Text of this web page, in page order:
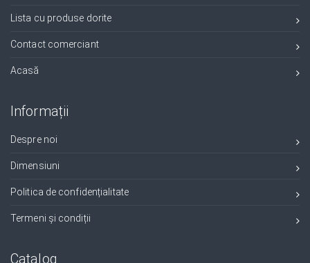
Lista cu produse dorite
Contact comerciant
Acasă
Informații
Despre noi
Dimensiuni
Politica de confidențialitate
Termeni și condiții
Catalog